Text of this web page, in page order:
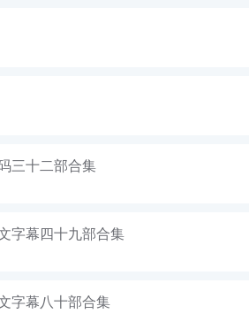
三十二部合集
字幕四十九部合集
字幕八十部合集